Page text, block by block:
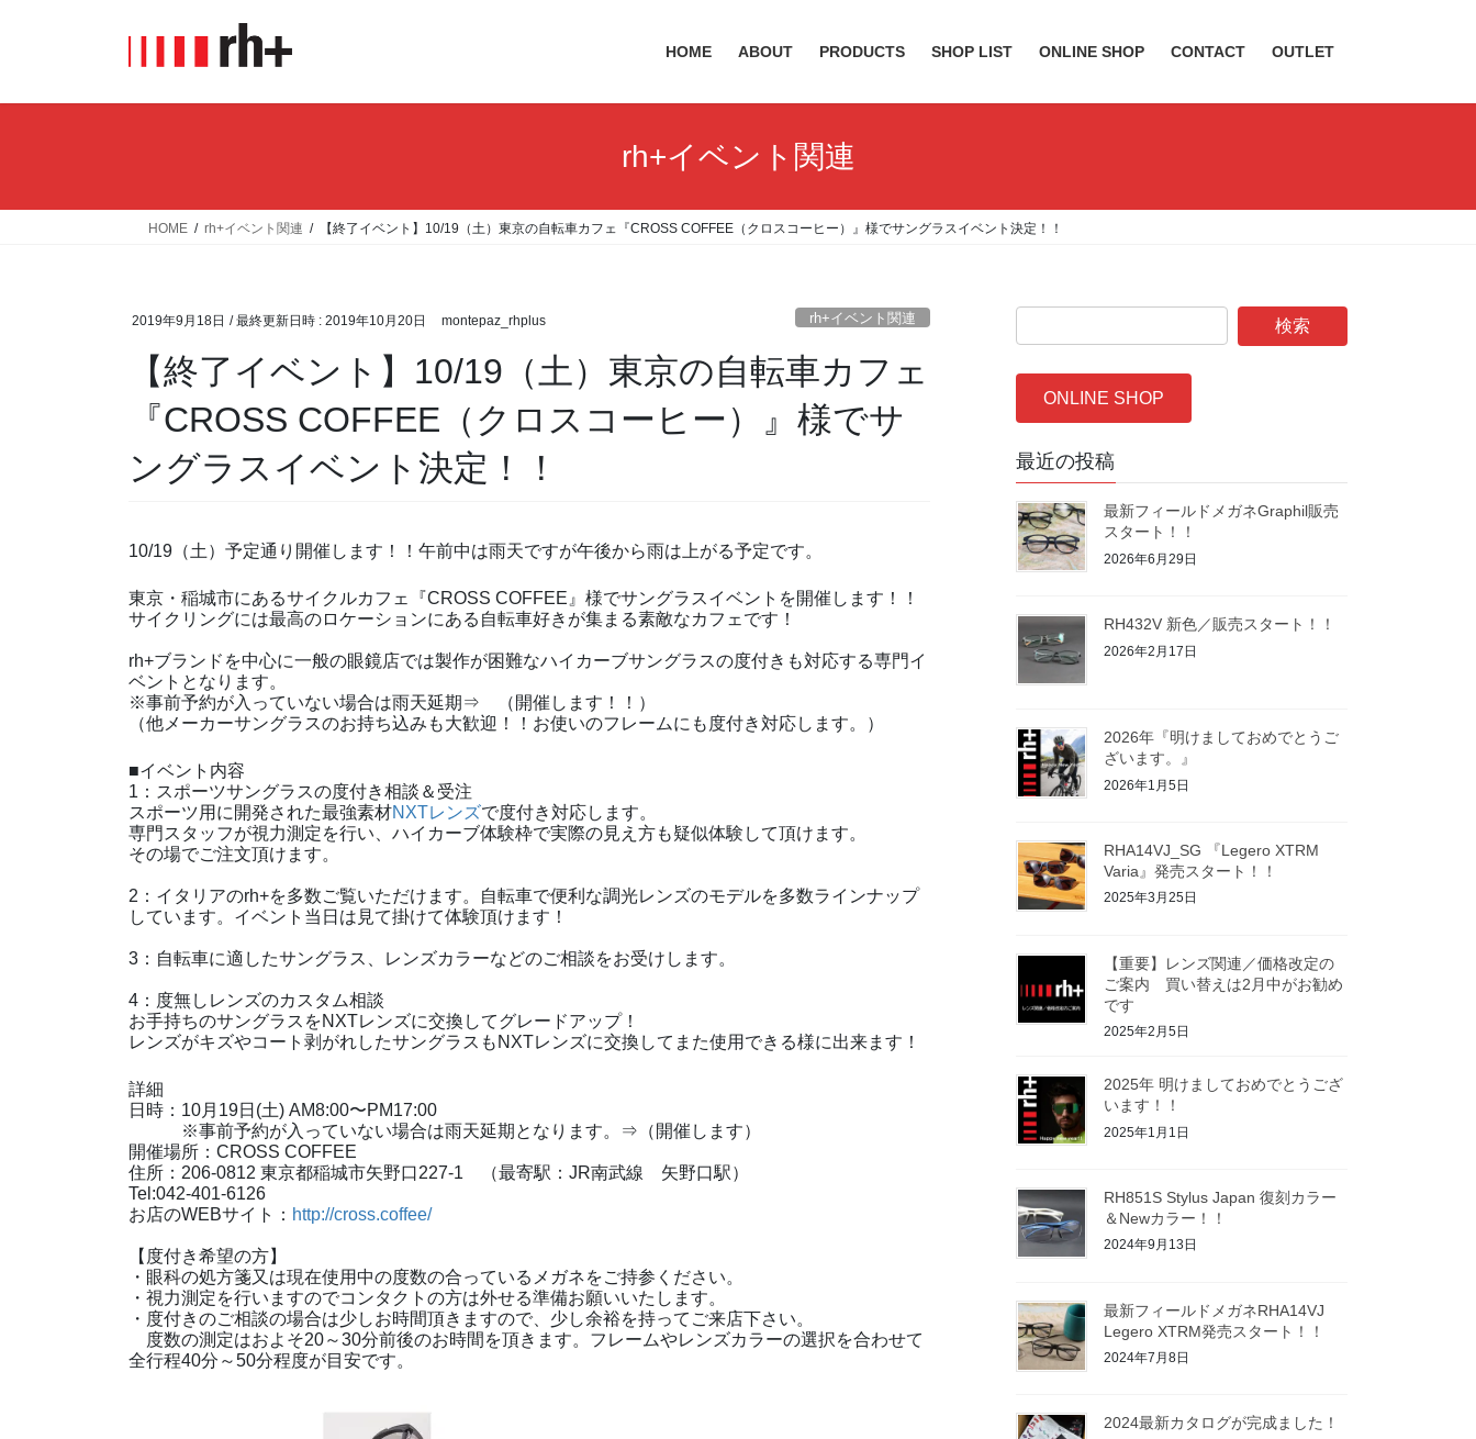
HOME ABOUT PRODUCTS SHOP LIST ONLINE SHOP CONTACT OUTLET
rh+イベント関連
HOME rh+イベント関連 【終了イベント】10/19（土）東京の自転車カフェ『CROSS COFFEE（クロスコーヒー）』様でサングラスイベント決定！！
2019年9月18日 / 最終更新日時 : 2019年10月20日 montepaz_rhplus rh+イベント関連
【終了イベント】10/19（土）東京の自転車カフェ
『CROSS COFFEE（クロスコーヒー）』様でサ
ングラスイベント決定！！
10/19（土）予定通り開催します！！午前中は雨天ですが午後から雨は上がる予定です。
東京・稲城市にあるサイクルカフェ『CROSS COFFEE』様でサングラスイベントを開催します！！
サイクリングには最高のロケーションにある自転車好きが集まる素敵なカフェです！
rh+ブランドを中心に一般の眼鏡店では製作が困難なハイカーブサングラスの度付きも対応する専門イ
ベントとなります。
※事前予約が入っていない場合は雨天延期⇒ （開催します！！）
（他メーカーサングラスのお持ち込みも大歓迎！！お使いのフレームにも度付き対応します。）
■イベント内容
1：スポーツサングラスの度付き相談＆受注
スポーツ用に開発された最強素材NXTレンズで度付き対応します。
専門スタッフが視力測定を行い、ハイカーブ体験枠で実際の見え方も疑似体験して頂けます。
その場でご注文頂けます。
2：イタリアのrh+を多数ご覧いただけます。自転車で便利な調光レンズのモデルを多数ラインナップ
しています。イベント当日は見て掛けて体験頂けます！
3：自転車に適したサングラス、レンズカラーなどのご相談をお受けします。
4：度無しレンズのカスタム相談
お手持ちのサングラスをNXTレンズに交換してグレードアップ！
レンズがキズやコート剥がれしたサングラスもNXTレンズに交換してまた使用できる様に出来ます！
詳細
日時：10月19日(土) AM8:00〜PM17:00
※事前予約が入っていない場合は雨天延期となります。⇒（開催します）
開催場所：CROSS COFFEE
住所：206-0812 東京都稲城市矢野口227-1 （最寄駅：JR南武線 矢野口駅）
Tel:042-401-6126
お店のWEBサイト： http://cross.coffee/
【度付き希望の方】
・眼科の処方箋又は現在使用中の度数の合っているメガネをご持参ください。
・視力測定を行いますのでコンタクトの方は外せる準備お願いいたします。
・度付きのご相談の場合は少しお時間頂きますので、少し余裕を持ってご来店下さい。
度数の測定はおよそ20～30分前後のお時間を頂きます。フレームやレンズカラーの選択を合わせて
全行程40分～50分程度が目安です。
ONLINE SHOP
最近の投稿
最新フィールドメガネGraphil販売
スタート！！
2026年6月29日
RH432V 新色／販売スタート！！
2026年2月17日
2026年『明けましておめでとうご
ざいます。』
2026年1月5日
RHA14VJ_SG 『Legero XTRM
Varia』発売スタート！！
2025年3月25日
【重要】レンズ関連／価格改定の
ご案内 買い替えは2月中がお勧め
です
2025年2月5日
2025年 明けましておめでとうござ
います！！
2025年1月1日
RH851S Stylus Japan 復刻カラー
＆Newカラー！！
2024年9月13日
最新フィールドメガネRHA14VJ
Legero XTRM発売スタート！！
2024年7月8日
2024最新カタログが完成ました！